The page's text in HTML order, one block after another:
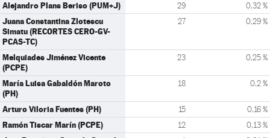
Alejandro Plans Beriso (PUM+J) 29 0,32 %
Juana Constantina Zlotescu
Simatu (RECORTES CERO-GV-
PCAS-TC)
27 0,29 %
Melquiades Jiménez Vicente
(PCPE)
23 0,25 %
María Luisa Gabaldón Maroto
(PH)
18 0,2 %
Arturo Viloria Fuentes (PH) 15 0,16 %
Ramón Tiscar Marín (PCPE) 12 0,13 %